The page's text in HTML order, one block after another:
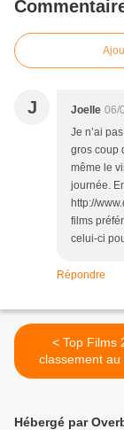
J Joelle 06/
Je n’ai
gros coup
même le
journée.
http://
films
celui-ci
Répondre
< Top Films 2016 :
classement au
Hébergé par